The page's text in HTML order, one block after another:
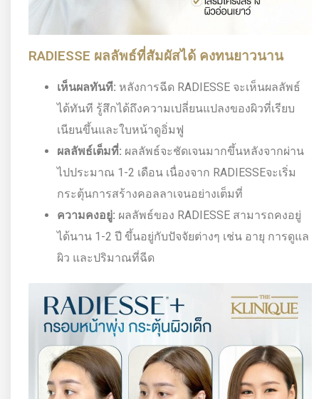
RADIESSE ผลลัพธ์ที่สัมผัสได้ คงทนยาวนาน
เห็นผลทันที: หลังการฉีด RADIESSE จะเห็นผลลัพธ์
ได้ทันที รู้สึกได้ถึงความเปลี่ยนแปลงของผิวที่เรียบ
เนียนขึ้นและใบหน้าดูอิ่มฟู
ผลลัพธ์เต็มที่: ผลลัพธ์จะชัดเจนมากขึ้นหลังจากผ่าน
ไปประมาณ 1-2 เดือน เนื่องจาก RADIESSEจะเริ่ม
กระตุ้นการสร้างคอลลาเจนอย่างเต็มที่
ความคงอยู่: ผลลัพธ์ของ RADIESSE สามารถคงอยู่
ได้นาน 1-2 ปี ขึ้นอยู่กับปัจจัยต่างๆ เช่น อายุ การดูแล
ผิว และปริมาณที่ฉีด